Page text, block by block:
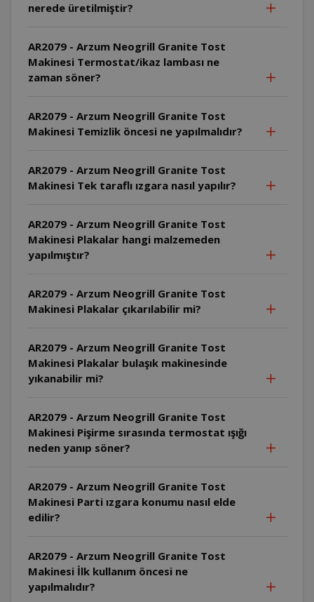
nerede üretilmiştir?
AR2079 - Arzum Neogrill Granite Tost
Makinesi Termostat/ikaz lambası ne
zaman söner?
AR2079 - Arzum Neogrill Granite Tost
Makinesi Temizlik öncesi ne yapılmalıdır?
AR2079 - Arzum Neogrill Granite Tost
Makinesi Tek taraflı ızgara nasıl yapılır?
AR2079 - Arzum Neogrill Granite Tost
Makinesi Plakalar hangi malzemeden
yapılmıştır?
AR2079 - Arzum Neogrill Granite Tost
Makinesi Plakalar çıkarılabilir mi?
AR2079 - Arzum Neogrill Granite Tost
Makinesi Plakalar bulaşık makinesinde
yıkanabilir mi?
AR2079 - Arzum Neogrill Granite Tost
Makinesi Pişirme sırasında termostat ışığı
neden yanıp söner?
AR2079 - Arzum Neogrill Granite Tost
Makinesi Parti ızgara konumu nasıl elde
edilir?
AR2079 - Arzum Neogrill Granite Tost
Makinesi İlk kullanım öncesi ne
yapılmalıdır?